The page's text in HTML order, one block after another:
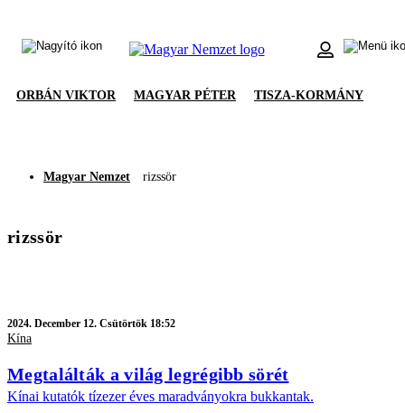
ORBÁN VIKTOR MAGYAR PÉTER TISZA-KORMÁNY
Magyar Nemzet rizssör
rizssör
2024. December 12. Csütörtök 18:52
Kína
Megtalálták a világ legrégibb sörét
Kínai kutatók tízezer éves maradványokra bukkantak.